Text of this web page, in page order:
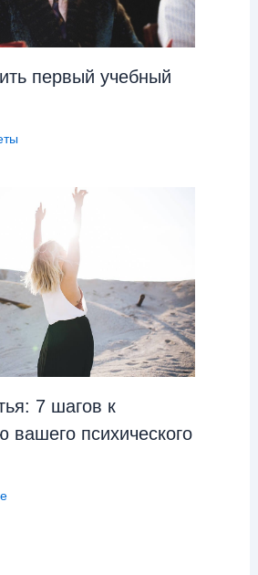
первый учебный
7 шагов к
вашего психического